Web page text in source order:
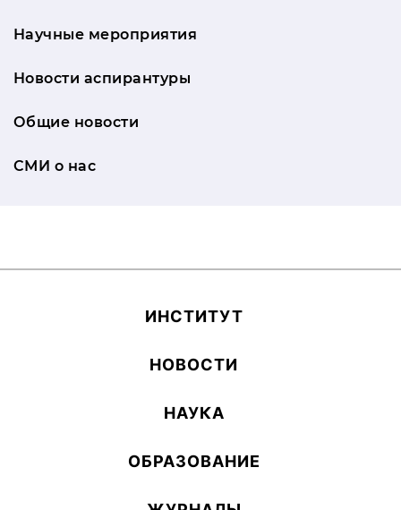
Научные мероприятия
Новости аспирантуры
Общие новости
СМИ о нас
ИН­СТИ­ТУТ
НОВОСТИ
НАУКА
ОБ­РА­ЗОВА­НИЕ